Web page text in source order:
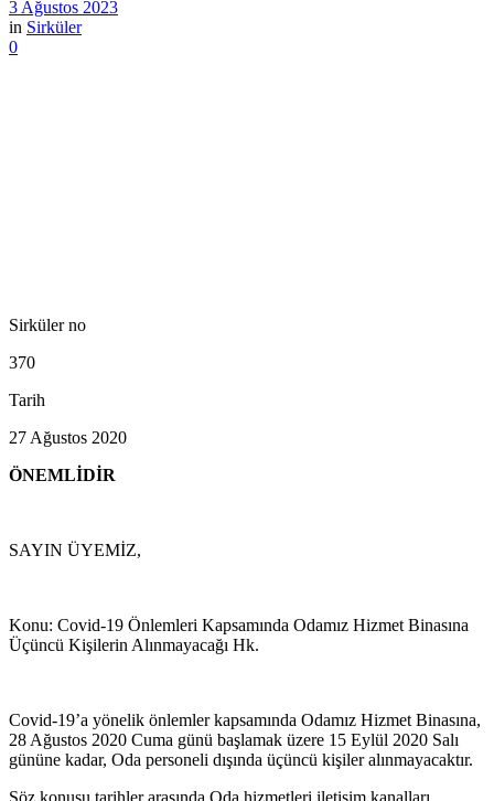
3 Ağustos 2023
in Sirküler
0
Sirküler no
370
Tarih
27 Ağustos 2020
ÖNEMLİDİR
SAYIN ÜYEMİZ,
Konu: Covid-19 Önlemleri Kapsamında Odamız Hizmet Binasına
Üçüncü Kişilerin Alınmayacağı Hk.
Covid-19’a yönelik önlemler kapsamında Odamız Hizmet Binasına,
28 Ağustos 2020 Cuma günü başlamak üzere 15 Eylül 2020 Salı
gününe kadar, Oda personeli dışında üçüncü kişiler alınmayacaktır.
Söz konusu tarihler arasında Oda hizmetleri iletişim kanalları